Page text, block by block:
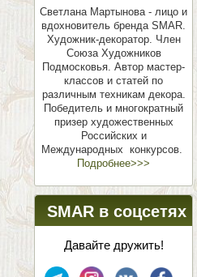
Светлана Мартынова - лицо и
вдохновитель бренда SMAR.
Художник-декоратор. Член
Союза Художников
Подмосковья. Автор мастер-
классов и статей по
различным техникам декора.
Победитель и многократный
призер художественных
Российских и
Международных конкурсов.
Подробнее>>>
SMAR в соцсетях
Давайте дружить!